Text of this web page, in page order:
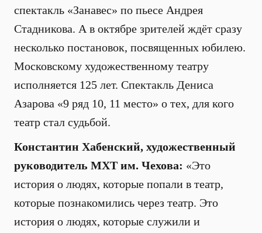
спектакль «Занавес» по пьесе Андрея
Стадникова. А в октябре зрителей ждёт сразу
несколько постановок, посвященных юбилею.
Московскому художественному театру
исполняется 125 лет. Спектакль Дениса
Азарова «9 ряд 10, 11 место» о тех, для кого
театр стал судьбой.
Константин Хабенский, художественный
руководитель МХТ им. Чехова: «Это
история о людях, которые попали в театр,
которые познакомились через театр. Это
история о людях, которые служили и